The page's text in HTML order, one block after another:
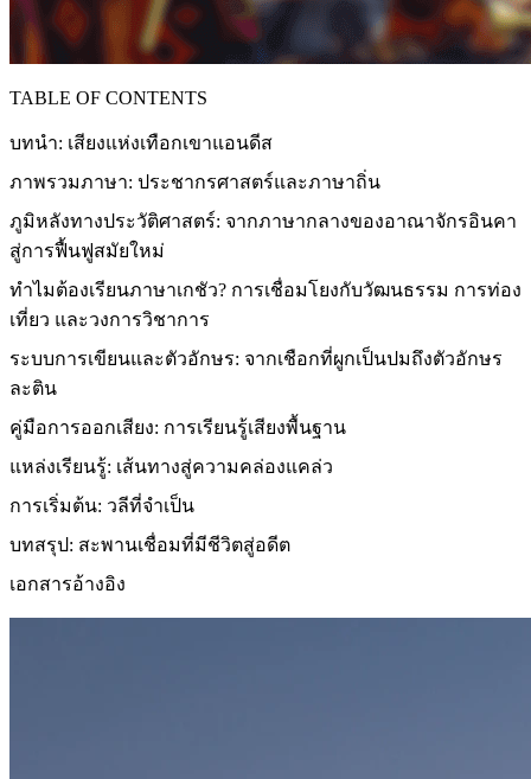
TABLE OF CONTENTS
บทนำ: เสียงแห่งเทือกเขาแอนดีส
ภาพรวมภาษา: ประชากรศาสตร์และภาษาถิ่น
ภูมิหลังทางประวัติศาสตร์: จากภาษากลางของอาณาจักรอินคา
สู่การฟื้นฟูสมัยใหม่
ทำไมต้องเรียนภาษาเกชัว? การเชื่อมโยงกับวัฒนธรรม การท่อง
เที่ยว และวงการวิชาการ
ระบบการเขียนและตัวอักษร: จากเชือกที่ผูกเป็นปมถึงตัวอักษร
ละติน
คู่มือการออกเสียง: การเรียนรู้เสียงพื้นฐาน
แหล่งเรียนรู้: เส้นทางสู่ความคล่องแคล่ว
การเริ่มต้น: วลีที่จำเป็น
บทสรุป: สะพานเชื่อมที่มีชีวิตสู่อดีต
เอกสารอ้างอิง